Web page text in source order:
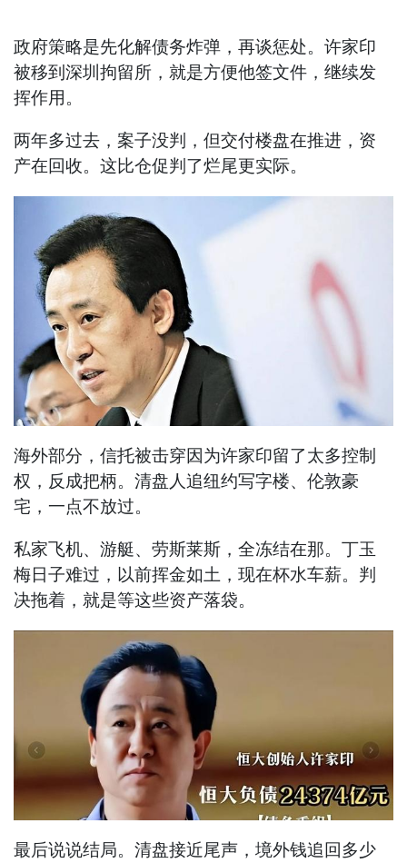
政府策略是先化解债务炸弹，再谈惩处。许家印
被移到深圳拘留所，就是方便他签文件，继续发
挥作用。
两年多过去，案子没判，但交付楼盘在推进，资
产在回收。这比仓促判了烂尾更实际。
海外部分，信托被击穿因为许家印留了太多控制
权，反成把柄。清盘人追纽约写字楼、伦敦豪
宅，一点不放过。
私家飞机、游艇、劳斯莱斯，全冻结在那。丁玉
梅日子难过，以前挥金如土，现在杯水车薪。判
决拖着，就是等这些资产落袋。
最后说说结局。清盘接近尾声，境外钱追回多少